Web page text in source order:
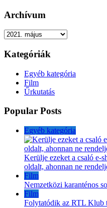
Archívum
Archívum
Kategóriák
Egyéb kategória
Film
Űrkutatás
Popular Posts
Egyéb kategória
Kerülje ezeket a csaló e-
oldalt, ahonnan ne
Film
Nemzetközi karanténos
Film
Folytatódik az RTL Klub